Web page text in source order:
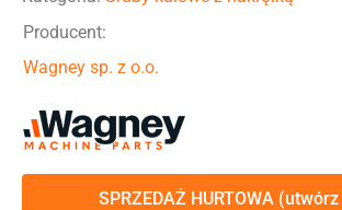
Producent:
Wagney sp. z o.o.
SPRZEDAŻ HURTOWA